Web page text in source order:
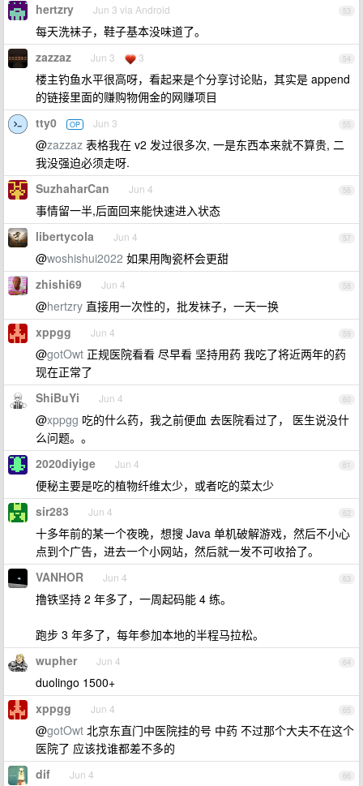
53
hertzry Jun 3 via Android
每天洗袜子，鞋子基本没味道了。
54
zazzaz Jun 3 3
楼主钓鱼水平很高呀，看起来是个分享讨论贴，其实是 append
的链接里面的赚购物佣金的网赚项目
55
tty0 OP Jun 3
@zazzaz 表格我在 v2 发过很多次, 一是东西本来就不算贵, 二
我没强迫必须走呀.
56
SuzhaharCan Jun 4
事情留一半,后面回来能快速进入状态
57
libertycola Jun 4
@woshishui2022 如果用陶瓷杯会更甜
58
zhishi69 Jun 4
@hertzry 直接用一次性的，批发袜子，一天一换
59
xppgg Jun 4
@gotOwt 正规医院看看 尽早看 坚持用药 我吃了将近两年的药
现在正常了
60
ShiBuYi Jun 4
@xppgg 吃的什么药，我之前便血 去医院看过了， 医生说没什
么问题。。
61
2020diyige Jun 4
便秘主要是吃的植物纤维太少，或者吃的菜太少
62
sir283 Jun 4
十多年前的某一个夜晚，想搜 Java 单机破解游戏，然后不小心
点到个广告，进去一个小网站，然后就一发不可收拾了。
63
VANHOR Jun 4
撸铁坚持 2 年多了，一周起码能 4 练。
跑步 3 年多了，每年参加本地的半程马拉松。
64
wupher Jun 4
duolingo 1500+
65
xppgg Jun 4
@gotOwt 北京东直门中医院挂的号 中药 不过那个大夫不在这个
医院了 应该找谁都差不多的
66
dif Jun 4